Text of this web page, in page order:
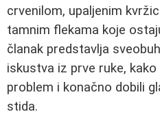
crvenilom, upaljenim
tamnim flekama koje
članak predstavlja
iskustva iz prve ruke,
problem i konačno dobili
stida.